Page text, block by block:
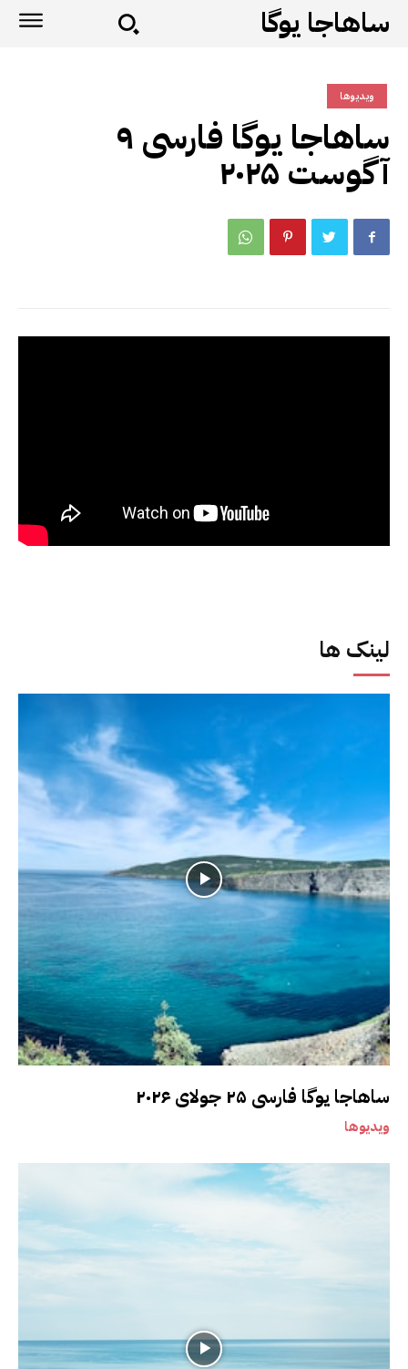
ساهاجا یوگا
لینک ها
ساهاجا یوگا فارسی ۲۵ جولای ۲۰۲۶
ویدیوها
ویدیوها
ساهاجا یوگا فارسی ۹
آگوست ۲۰۲۵